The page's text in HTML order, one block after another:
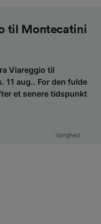
til Montecatini
Viareggio til
11 aug.. For den fulde
et senere tidspunkt
Varighed